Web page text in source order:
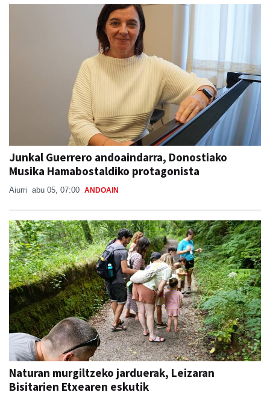
Junkal Guerrero andoaindarra, Donostiako
Musika Hamabostaldiko protagonista
Aiurri abu 05, 07:00 ANDOAIN
Naturan murgiltzeko jarduerak, Leizaran
Bisitarien Etxearen eskutik